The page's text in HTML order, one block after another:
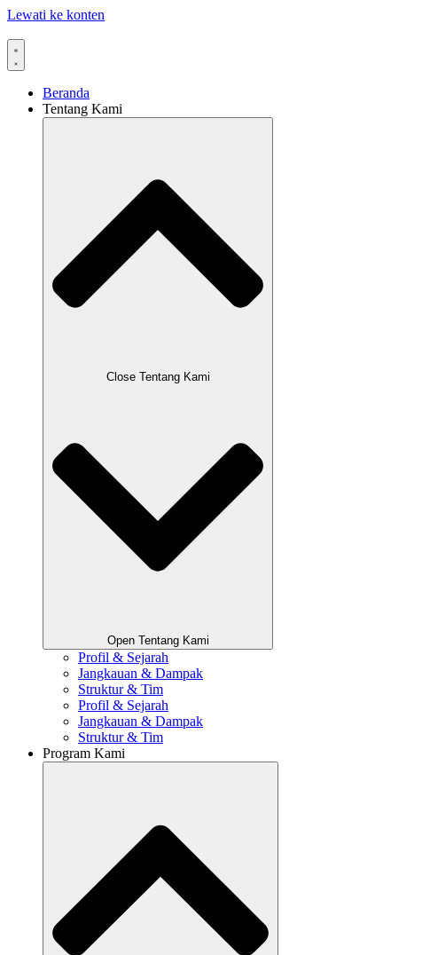
Lewati ke konten
Beranda
Tentang Kami
Close Tentang Kami
Open Tentang Kami
Profil & Sejarah
Jangkauan & Dampak
Struktur & Tim
Profil & Sejarah
Jangkauan & Dampak
Struktur & Tim
Program Kami